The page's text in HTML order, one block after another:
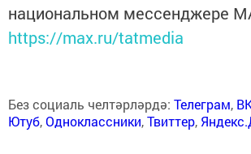
национальном мессенджере
https://max.ru/tatmedia
Без социаль челтәрләрдә: Телеграм,
Ютуб,Одноклассники,Твиттер,